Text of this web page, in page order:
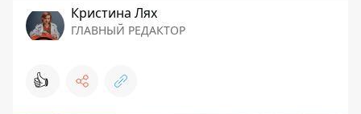
Кристина Лях
ГЛАВНЫЙ РЕДАКТОР
👍